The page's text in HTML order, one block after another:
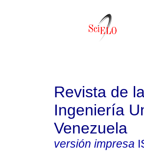
Revista de
Ingeniería
Venezuela
versión impresa